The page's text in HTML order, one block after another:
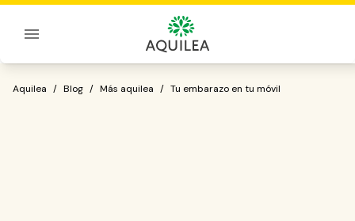
Tu embarazo en tu móvil
Aquilea / Blog / Más aquilea / Tu embarazo en tu móvil